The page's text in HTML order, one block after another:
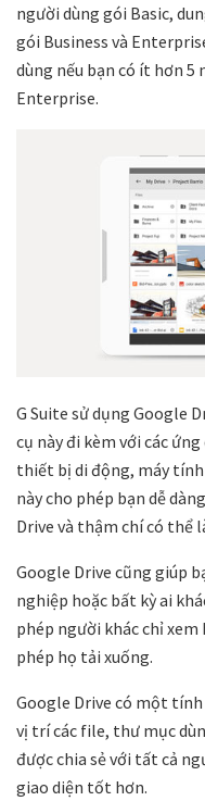
người dùng gói Basic,
gói Business và
dùng nếu bạn có ít hơn 5
Enterprise.
G Suite sử dụng Google
cụ này đi kèm với các
thiết bị di động, máy
này cho phép bạn dễ
Drive và thậm chí có thể
Google Drive cũng giúp
nghiệp hoặc bất kỳ ai
phép người khác chỉ
phép họ tải xuống.
Google Drive có một
vị trí các file, thư mục
được chia sẻ với tất cả
giao diện tốt hơn.